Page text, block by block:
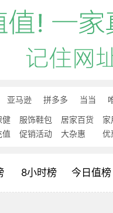
亚马逊 拼多多 当当
健 服饰鞋包 居家百货
家
值 促销活动 大杂惠 优
8小时榜 今日值榜